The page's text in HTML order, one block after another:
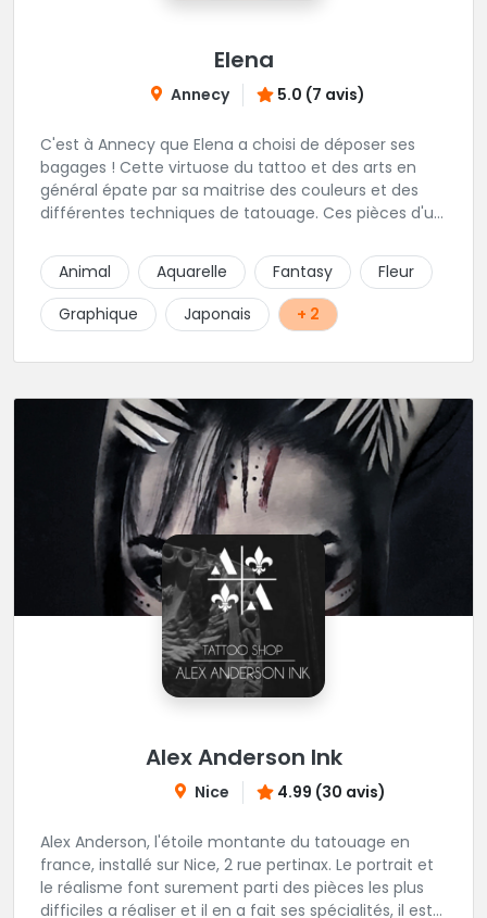
Elena
Annecy 5.0 (7 avis)
C'est à Annecy que Elena a choisi de déposer ses
bagages ! Cette virtuose du tattoo et des arts en
général épate par sa maitrise des couleurs et des
différentes techniques de tatouage. Ces pièces d'un
On vient de très loin pour se faire tatouer par cette
artiste ! N'hésitez pas à la contacter par téléphone:
0648079720 ou messages sur Instagram ou
Facebook.
Animal Aquarelle Fantasy
Fleur
Graphique
Japonais + 2
Alex Anderson Ink
Nice 4.99 (30 avis)
Alex Anderson, l'étoile montante du tatouage en
france, installé sur Nice, 2 rue pertinax. Le portrait et
le réalisme font surement parti des pièces les plus
difficiles a réaliser et il en a fait ses spécialités, il est